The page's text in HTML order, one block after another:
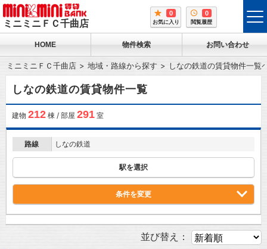
ミニミニＦＣ千曲店
0
お気に入り
0
閲覧履歴
HOME 物件検索 お問い合わせ
ミニミニＦＣ千曲店 地域・路線から探す しなの鉄道の賃貸物件一覧
しなの鉄道の賃貸物件一覧
建物 212棟 / 部屋 291室
路線 しなの鉄道
駅を選択
条件を変更
並び替え：